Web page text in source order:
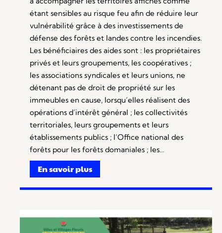
étant sensibles au risque feu afin de réduire leur
vulnérabilité grâce à des investissements de
défense des forêts et landes contre les incendies.
Les bénéficiaires des aides sont : les propriétaires
privés et leurs groupements, les coopératives ;
les associations syndicales et leurs unions, ne
détenant pas de droit de propriété sur les
immeubles en cause, lorsqu’elles réalisent des
opérations d’intérêt général ; les collectivités
territoriales, leurs groupements et leurs
établissements publics ; l’Office national des
forêts pour les forêts domaniales ; les…
En savoir plus